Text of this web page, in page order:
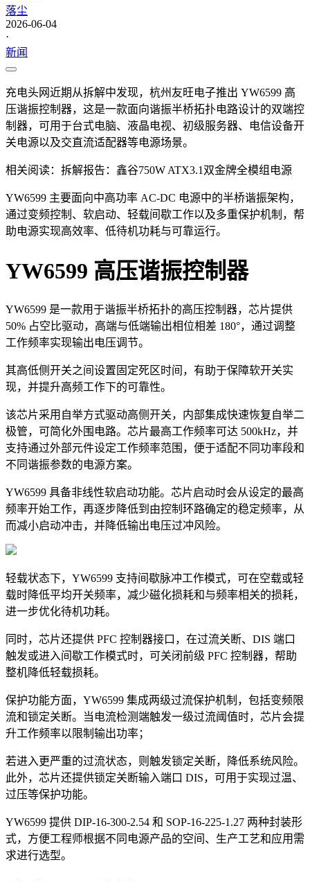
落尘
2026-06-04
·
新闻
充电头网近期从拆解中发现，杭州友旺电子推出 YW6599 高
压谐振控制器，这是一款面向谐振半桥拓扑电路设计的双端控
制器，可用于台式电脑、液晶电视、初级服务器、电信设备开
关电源以及交直流适配器等电源场景。
相关阅读：拆解报告：鑫谷750W ATX3.1双金牌全模组电源
YW6599 主要面向中高功率 AC-DC 电源中的半桥谐振架构，
通过变频控制、软启动、轻载间歇工作以及多重保护机制，帮
助电源实现高效率、低待机功耗与可靠运行。
YW6599 高压谐振控制器
YW6599 是一款用于谐振半桥拓扑的高压控制器，芯片提供
50% 占空比驱动，高端与低端输出相位相差 180°，通过调整
工作频率实现输出电压调节。
其高低侧开关之间设置固定死区时间，有助于保障软开关实
现，并提升高频工作下的可靠性。
该芯片采用自举方式驱动高侧开关，内部集成快速恢复自举二
极管，可简化外围电路。芯片最高工作频率可达 500kHz，并
支持通过外部元件设定工作频率范围，便于适配不同功率段和
不同谐振参数的电源方案。
YW6599 具备非线性软启动功能。芯片启动时会从设定的最高
频率开始工作，再逐步降低到由控制环路确定的稳定频率，从
而减小启动冲击，并降低输出电压过冲风险。
轻载状态下，YW6599 支持间歇脉冲工作模式，可在空载或轻
载时降低平均开关频率，减少磁化损耗和与频率相关的损耗，
进一步优化待机功耗。
同时，芯片还提供 PFC 控制器接口，在过流关断、DIS 端口
触发或进入间歇工作模式时，可关闭前级 PFC 控制器，帮助
整机降低轻载损耗。
保护功能方面，YW6599 集成两级过流保护机制，包括变频限
流和锁定关断。当电流检测端触发一级过流阈值时，芯片会提
升工作频率以限制输出功率；
若进入更严重的过流状态，则触发锁定关断，降低系统风险。
此外，芯片还提供锁定关断输入端口 DIS，可用于实现过温、
过压等保护功能。
YW6599 提供 DIP-16-300-2.54 和 SOP-16-225-1.27 两种封装形
式，方便工程师根据不同电源产品的空间、生产工艺和应用需
求进行选型。